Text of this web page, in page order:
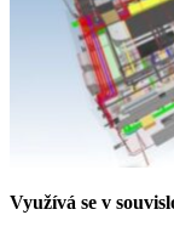
Využívá se v